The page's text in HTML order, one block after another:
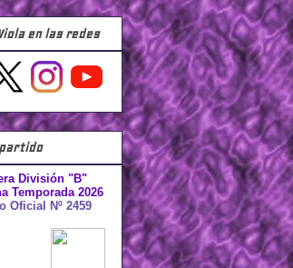
en las redes
División "B"
Temporada 2026
Oficial Nº 2459